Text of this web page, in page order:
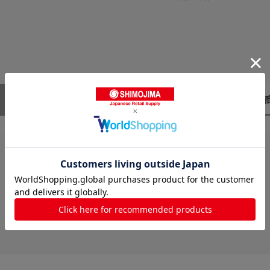
レビューはありません。